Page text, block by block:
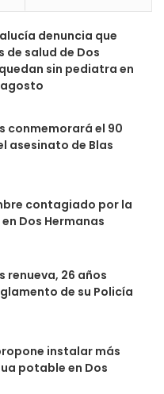
denuncia que
de salud de Dos
sin pediatra en
conmemorará el 90
asesinato de Blas
contagiado por la
Dos Hermanas
renueva, 26 años
de su Policía
instalar más
potable en Dos